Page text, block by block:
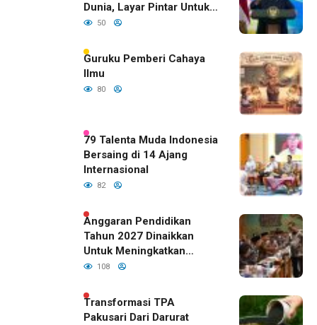
Dunia, Layar Pintar Untuk
Semua Siswa
50
Guruku Pemberi Cahaya
Ilmu
80
79 Talenta Muda Indonesia
Bersaing di 14 Ajang
Internasional
82
Anggaran Pendidikan
Tahun 2027 Dinaikkan
Untuk Meningkatkan
Kualitas Anak Bangsa,
RI
108
Transformasi TPA
Pakusari Dari Darurat